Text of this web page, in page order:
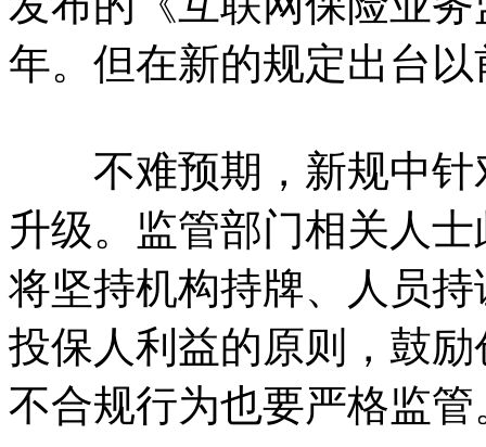
年。但在新的规定出台
不难预期，新规中针
升级。监管部门相关人
将坚持机构持牌、人员
投保人利益的原则，鼓
不合规行为也要严格监管